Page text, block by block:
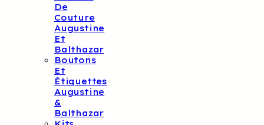
De
Couture
Augustine
Et
Balthazar
Boutons
Et
Étiquettes
Augustine
&
Balthazar